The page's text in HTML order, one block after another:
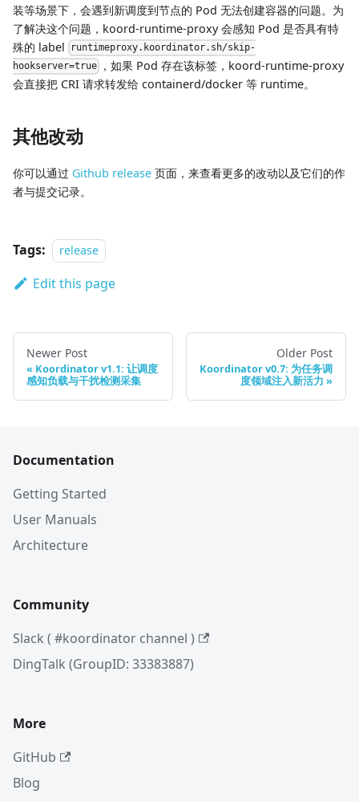
装等场景下，会遇到新调度到节点的 Pod 无法创建容器的问题。为
了解决这个问题，koord-runtime-proxy 会感知 Pod 是否具有特
殊的 label
runtimeproxy.koordinator.sh/skip-
hookserver=true
，如果 Pod 存在该标签，koord-runtime-proxy
会直接把 CRI 请求转发给 containerd/docker 等 runtime。
其他改动
你可以通过 Github release 页面，来查看更多的改动以及它们的作
者与提交记录。
Tags: release
Edit this page
Newer Post
Koordinator v1.1: 让调度
感知负载与干扰检测采集
Older Post
Koordinator v0.7: 为任务调
度领域注入新活力
Documentation
Getting Started
User Manuals
Architecture
Community
Slack ( #koordinator channel )
DingTalk (GroupID: 33383887)
More
GitHub
Blog